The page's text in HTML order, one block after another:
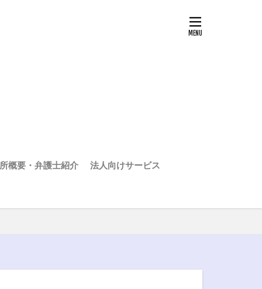
概要・弁護士紹介 法人向けサービス